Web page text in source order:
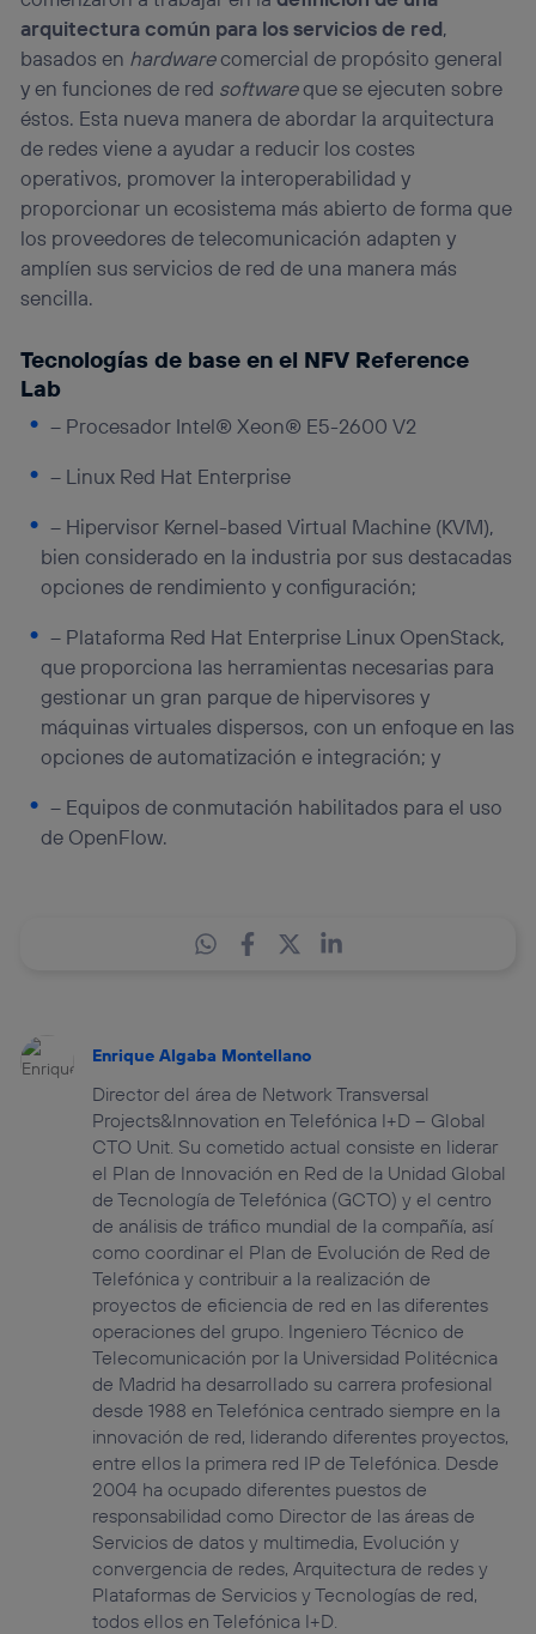
arquitectura común para los servicios de red,
basados en hardwarecomercial de propósito general
y en funciones de red softwareque se ejecuten sobre
éstos. Esta nueva manera de abordar la arquitectura
de redes viene a ayudar a reducir los costes
operativos, promover la interoperabilidad y
proporcionar un ecosistema más abierto de forma que
los proveedores de telecomunicación adapten y
amplíen sus servicios de red de una manera más
sencilla.
Tecnologías de base en el NFV Reference
Lab
– Procesador Intel® Xeon® E5-2600 V2
– Linux Red Hat Enterprise
– Hipervisor Kernel-based Virtual Machine (KVM),
bien considerado en la industria por sus destacadas
opciones de rendimiento y configuración;
– Plataforma Red Hat Enterprise Linux OpenStack,
que proporciona las herramientas necesarias para
gestionar un gran parque de hipervisores y
máquinas virtuales dispersos, con un enfoque en las
opciones de automatización e integración; y
– Equipos de conmutación habilitados para el uso
de OpenFlow.
Enrique Algaba Montellano
Director del área de Network Transversal
Projects&Innovation en Telefónica I+D – Global
CTO Unit. Su cometido actual consiste en liderar
el Plan de Innovación en Red de la Unidad Global
de Tecnología de Telefónica (GCTO) y el centro
de análisis de tráfico mundial de la compañía, así
como coordinar el Plan de Evolución de Red de
Telefónica y contribuir a la realización de
proyectos de eficiencia de red en las diferentes
operaciones del grupo. Ingeniero Técnico de
Telecomunicación por la Universidad Politécnica
de Madrid ha desarrollado su carrera profesional
desde 1988 en Telefónica centrado siempre en la
innovación de red, liderando diferentes proyectos,
entre ellos la primera red IP de Telefónica. Desde
2004 ha ocupado diferentes puestos de
responsabilidad como Director de las áreas de
Servicios de datos y multimedia, Evolución y
convergencia de redes, Arquitectura de redes y
Plataformas de Servicios y Tecnologías de red,
todos ellos en Telefónica I+D.